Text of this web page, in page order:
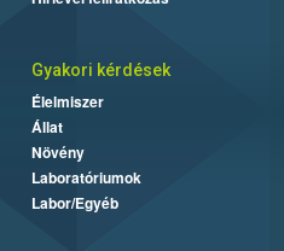
Gyakori kérdések
Élelmiszer
Állat
Növény
Laboratóriumok
Labor/Egyéb